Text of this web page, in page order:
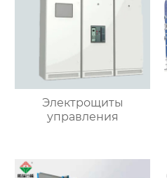
Электрощиты
управления